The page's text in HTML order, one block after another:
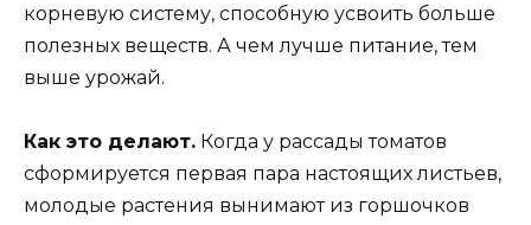
корневую систему, способную усвоить больше
полезных веществ. А чем лучше питание, тем
выше урожай.
Как это делают. Когда у рассады томатов
сформируется первая пара настоящих листьев,
молодые растения вынимают из горшочков